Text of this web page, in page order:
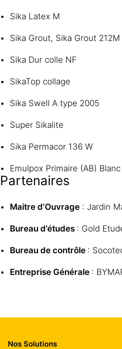
Sika Latex M
Sika Grout, Sika Grout
Sika Dur colle NF
SikaTop collage
Sika Swell A type 2005
Super Sikalite
Sika Permacor 136 W
Emulpox Primaire (AB) Blanc
Partenaires
Maitre d’Ouvrage : Jardin
Bureau d’études : Gold
Bureau de contrôle :
Entreprise Générale :
Nos Solutions